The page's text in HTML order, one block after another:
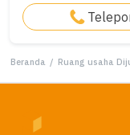
Beranda / Ruang usaha